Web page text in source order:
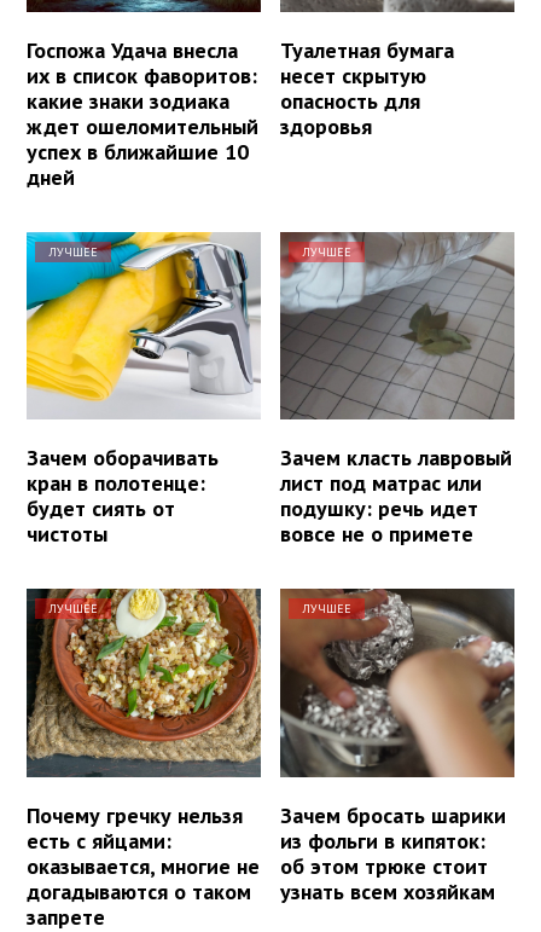
Госпожа Удача внесла
их в список фаворитов:
какие знаки зодиака
ждет ошеломительный
успех в ближайшие 10
дней
Туалетная бумага
несет скрытую
опасность для
здоровья
ЛУЧШЕЕ
Зачем оборачивать
кран в полотенце:
будет сиять от
чистоты
ЛУЧШЕЕ
Зачем класть лавровый
лист под матрас или
подушку: речь идет
вовсе не о примете
ЛУЧШЕЕ
Почему гречку нельзя
есть с яйцами:
оказывается, многие не
догадываются о таком
запрете
ЛУЧШЕЕ
Зачем бросать шарики
из фольги в кипяток:
об этом трюке стоит
узнать всем хозяйкам